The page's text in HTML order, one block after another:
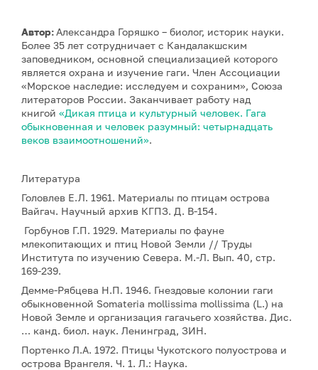
Автор:Александра Горяшко – биолог, историк науки.
Более 35 лет сотрудничает с Кандалакшским
заповедником, основной специализацией которого
является охрана и изучение гаги. Член Ассоциации
«Морское наследие: исследуем и сохраним», Союза
литераторов России. Заканчивает работу над
книгой «Дикая птица и культурный человек. Гага
обыкновенная и человек разумный: четырнадцать
веков взаимоотношений».
Литература
Головлев Е.Л. 1961. Материалы по птицам острова
Вайгач. Научный архив КГПЗ. Д. В-154.
Горбунов Г.П. 1929. Материалы по фауне
млекопитающих и птиц Новой Земли // Труды
Института по изучению Севера. М.-Л. Вып. 40, стр.
169-239.
Демме-Рябцева Н.П. 1946. Гнездовые колонии гаги
обыкновенной Somateria mollissima mollissima (L.) на
Новой Земле и организация гагачьего хозяйства. Дис.
… канд. биол. наук. Ленинград, ЗИН.
Портенко Л.А. 1972. Птицы Чукотского полуострова и
острова Врангеля. Ч. 1. Л.: Наука.